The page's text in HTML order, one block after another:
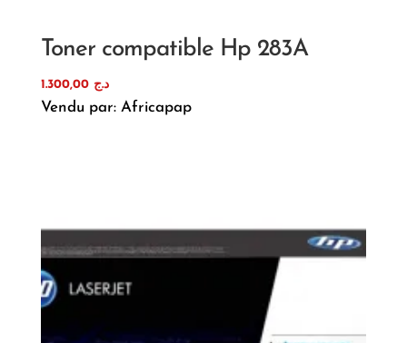
Toner compatible Hp 283A
د.ج 1.300,00
Vendu par: Africapap